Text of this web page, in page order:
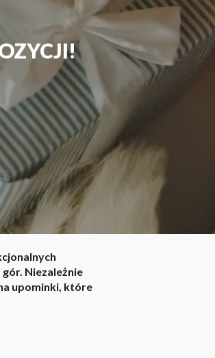
Niezależnie
upominki, które